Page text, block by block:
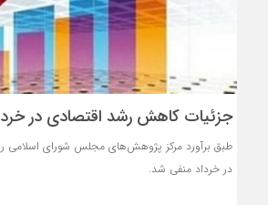
جزئیات کاهش رشد اقتصادی در
طبق برآورد مرکز پژوهش‌های مجلس شورای اسلامی
در خرداد منفی شد.